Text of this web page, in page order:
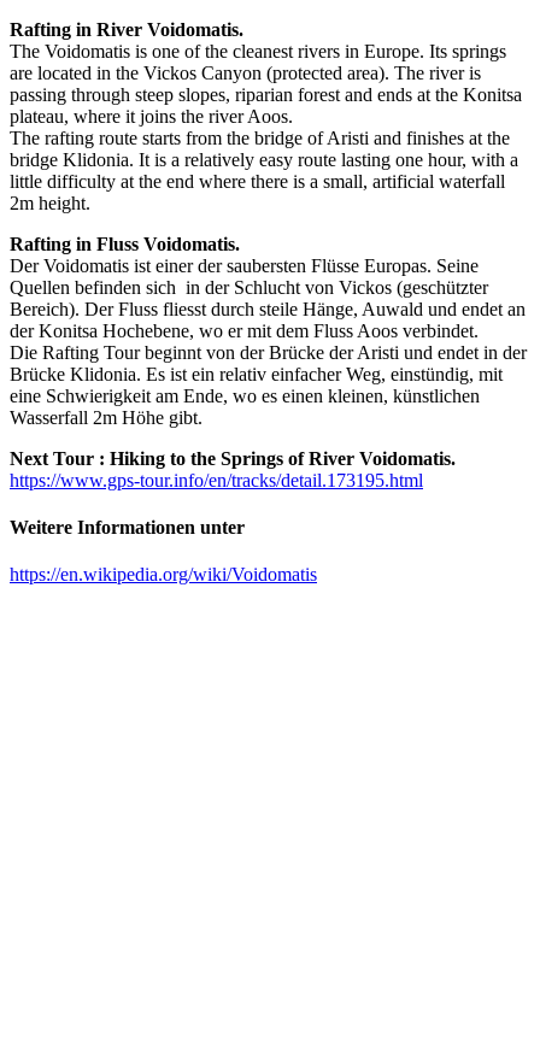
Rafting in River Voidomatis.
The Voidomatis is one of the cleanest rivers in Europe. Its springs
are located in the Vickos Canyon (protected area). The river is
passing through steep slopes, riparian forest and ends at the Konitsa
plateau, where it joins the river Aoos.
The rafting route starts from the bridge of Aristi and finishes at the
bridge Klidonia. It is a relatively easy route lasting one hour, with a
little difficulty at the end where there is a small, artificial waterfall
2m height.
Rafting in Fluss Voidomatis.
Der Voidomatis ist einer der saubersten Flüsse Europas. Seine
Quellen befinden sich in der Schlucht von Vickos (geschützter
Bereich). Der Fluss fliesst durch steile Hänge, Auwald und endet an
der Konitsa Hochebene, wo er mit dem Fluss Aoos verbindet.
Die Rafting Tour beginnt von der Brücke der Aristi und endet in der
Brücke Klidonia. Es ist ein relativ einfacher Weg, einstündig, mit
eine Schwierigkeit am Ende, wo es einen kleinen, künstlichen
Wasserfall 2m Höhe gibt.
Next Tour : Hiking to the Springs of River Voidomatis.
https://www.gps-tour.info/en/tracks/detail.173195.html
Weitere Informationen unter
https://en.wikipedia.org/wiki/Voidomatis